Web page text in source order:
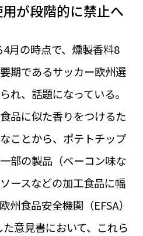
FR 03:56 ／ JP 10:56
1€＝182.16円
お問い合わせ
広告掲載
運営会社
サイトポリシー
が段階的に禁止へ
月の時点で、燻製香料8
期であるサッカー欧州選
れ、話題になっている。
品に似た香りをつけるた
ことから、ポテトチップ
部の製品（ベーコン味な
ースなどの加工食品に幅
州食品安全機関（EFSA）
意見書において、これら